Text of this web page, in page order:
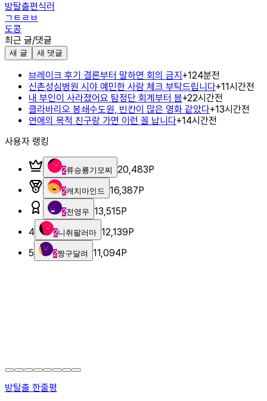
방탈출편식러
ㄱㅌㄹㅂ
도콩
최근 글/댓글
새 글 새 댓글
브레이크 후기 결론부터 말하면 회의 금지+124분전
신촌성심병원 시야 예민한 사람 체크 부탁드립니다+11시간전
내 부인이 사라졌어요 탐정단 회계부터 봄+22시간전
클라바리오 봉쇄수도원, 빈칸이 많은 영화 같았다+13시간전
연애의 목적 친구랑 가면 이런 꼴 납니다+14시간전
사용자 랭킹
2류승룡기모찌 20,483P
2캐치마인드 16,387P
2전영우 13,515P
4
2니취팔러마 12,139P
5
2짱구달려 11,094P
방탈출 한줄평